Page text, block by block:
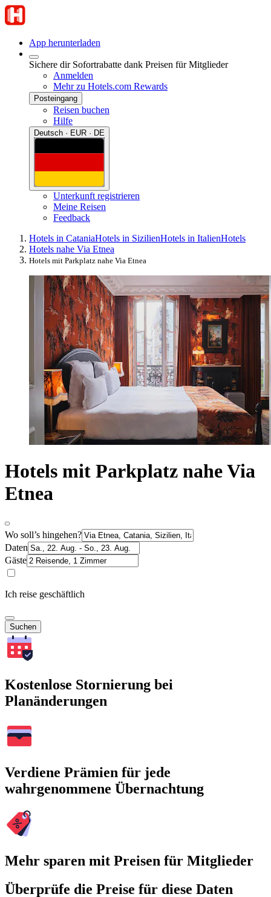
App herunterladen
Sichere dir Sofortrabatte dank Preisen für Mitglieder
Anmelden
Mehr zu Hotels.com Rewards
Posteingang
Reisen buchen
Hilfe
Deutsch · EUR · DE
Unterkunft registrieren
Meine Reisen
Feedback
Hotels in CataniaHotels in SizilienHotels in ItalienHotels
Hotels nahe Via Etnea
Hotels mit Parkplatz nahe Via Etnea
Hotels mit Parkplatz nahe Via
Etnea
Wo soll’s hingehen?
Daten
Gäste
Ich reise geschäftlich
Suchen
Kostenlose Stornierung bei
Planänderungen
Verdiene Prämien für jede
wahrgenommene Übernachtung
Mehr sparen mit Preisen für Mitglieder
Überprüfe die Preise für diese Daten